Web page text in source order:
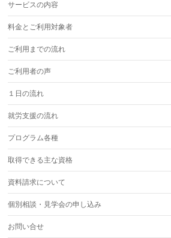
サービスの内容
料金とご利用対象者
ご利用までの流れ
ご利用者の声
１日の流れ
就労支援の流れ
プログラム各種
取得できる主な資格
資料請求について
個別相談・見学会の申し込み
お問い合せ